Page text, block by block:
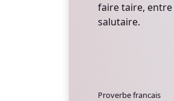
faire taire,
salutaire.
Proverbe francais